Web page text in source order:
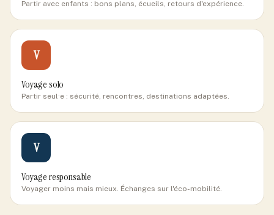
Partir avec enfants : bons plans, écueils, retours d'expérience.
V
Voyage solo
Partir seul·e : sécurité, rencontres, destinations adaptées.
V
Voyage responsable
Voyager moins mais mieux. Échanges sur l'éco-mobilité.